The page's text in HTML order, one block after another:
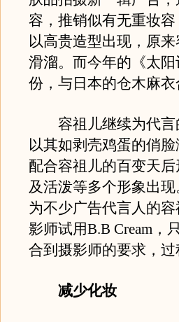
容，推销似有无重妆
以高贵造型出现，原
滑溜。而今年的《太
份，与日本的仓木麻
容祖儿继续为代言
以其如剥壳鸡蛋的俏
配合容祖儿的百变天
及活泼等多个形象出
为不少广告代言人的
影师试用B.B Cream，
合到摄影师的要求，过
减少化妆